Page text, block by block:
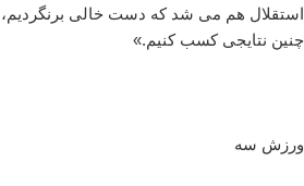
استقلال هم می شد که دست خالی برنگردیم،
چنین نتایجی کسب کنیم.»
ورزش سه